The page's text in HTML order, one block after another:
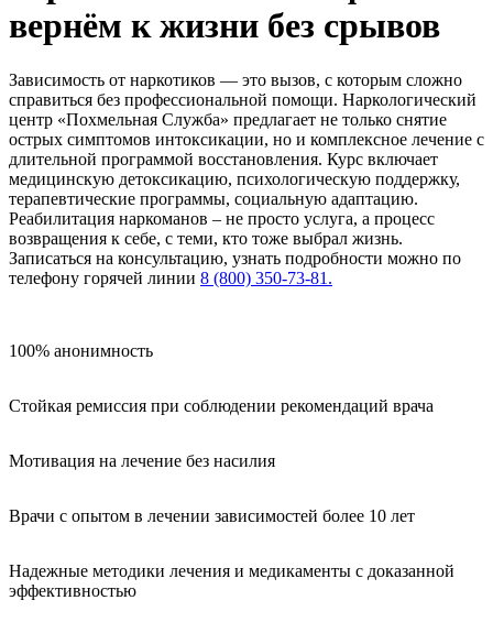
вернём к жизни без срывов
Зависимость от наркотиков — это вызов, с которым сложно
справиться без профессиональной помощи. Наркологический
центр «Похмельная Служба» предлагает не только снятие
острых симптомов интоксикации, но и комплексное лечение с
длительной программой восстановления. Курс включает
медицинскую детоксикацию, психологическую поддержку,
терапевтические программы, социальную адаптацию.
Реабилитация наркоманов – не просто услуга, а процесс
возвращения к себе, с теми, кто тоже выбрал жизнь.
Записаться на консультацию, узнать подробности можно по
телефону горячей линии 8 (800) 350-73-81.
100% анонимность
Стойкая ремиссия при соблюдении рекомендаций врача
Мотивация на лечение без насилия
Врачи с опытом в лечении зависимостей более 10 лет
Надежные методики лечения и медикаменты с доказанной
эффективностью